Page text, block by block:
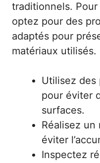
traditionnels.
optez pour des
adaptés pour
matériaux utilisés.
Utilisez des
pour éviter
surfaces.
Réalisez
éviter
Inspectez